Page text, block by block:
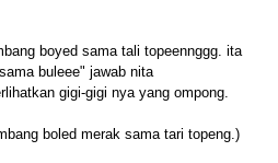
boyed sama tali topeennggg. ita
buleee" jawab nita
gigi-gigi nya yang ompong.
boled merak sama tari topeng.)